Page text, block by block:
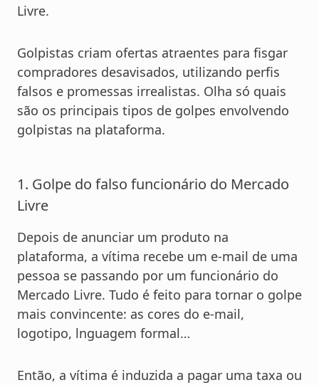
Livre.
Golpistas criam ofertas atraentes para fisgar
compradores desavisados, utilizando perfis
falsos e promessas irrealistas. Olha só quais
são os principais tipos de golpes envolvendo
golpistas na plataforma.
1. Golpe do falso funcionário do Mercado
Livre
Depois de anunciar um produto na
plataforma, a vítima recebe um e-mail de uma
pessoa se passando por um funcionário do
Mercado Livre. Tudo é feito para tornar o golpe
mais convincente: as cores do e-mail,
logotipo, lnguagem formal…
Então, a vítima é induzida a pagar uma taxa ou